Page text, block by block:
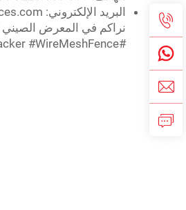
البريد الإلكتروني:
نراكم في المعرض الصيني الـ138! دعونا نستكشف فرص التعاون ونبني مستقبلاً أكثر خضرة
#CantonFair2025 #JINBIAOExhibition #NoiseBarrier #SolarTracker #WireMeshFence